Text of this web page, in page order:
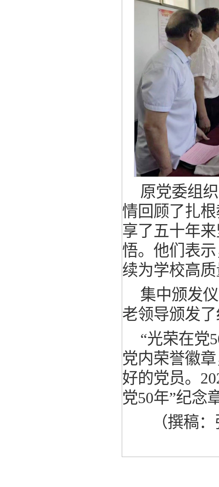
原党委组
情回顾了扎
享了五十年
悟。他们表
续为学校高
集中颁发
老领导颁发
“光荣在党
党内荣誉徽
好的党员。
党50年”纪念
（撰稿